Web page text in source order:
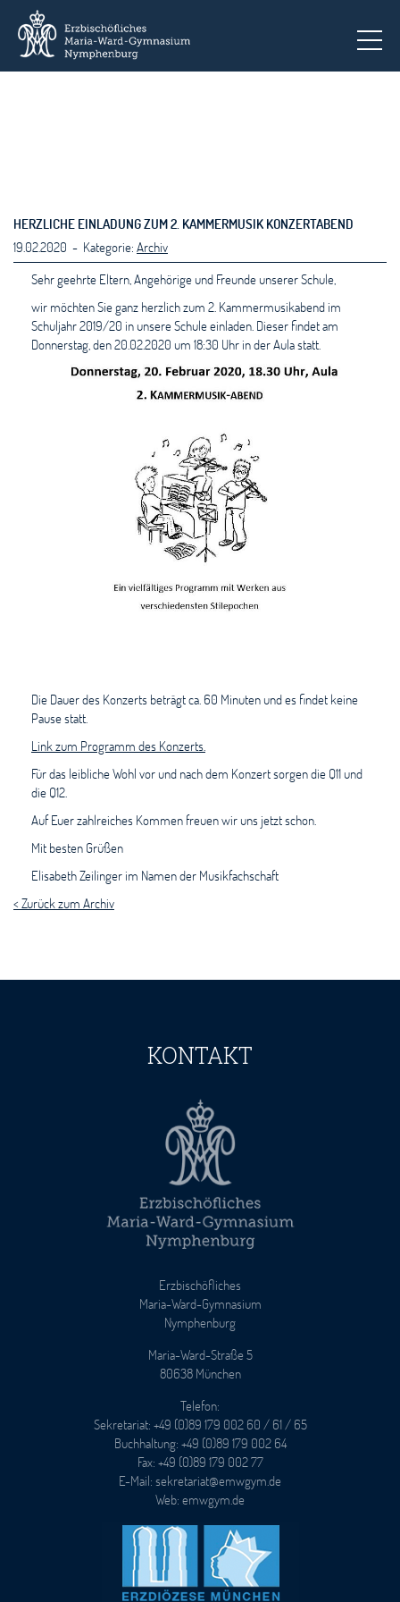
HERZLICHE EINLADUNG ZUM 2. KAMMERMUSIK KONZERTABEND
19.02.2020 - Kategorie: Archiv
Sehr geehrte Eltern, Angehörige und Freunde unserer Schule,
wir möchten Sie ganz herzlich zum 2. Kammermusikabend im
Schuljahr 2019/20 in unsere Schule einladen. Dieser findet am
Donnerstag, den 20.02.2020 um 18:30 Uhr in der Aula statt.
Die Dauer des Konzerts beträgt ca. 60 Minuten und es findet keine
Pause statt.
Link zum Programm des Konzerts.
Für das leibliche Wohl vor und nach dem Konzert sorgen die Q11 und
die Q12.
Auf Euer zahlreiches Kommen freuen wir uns jetzt schon.
Mit besten Grüßen
Elisabeth Zeilinger im Namen der Musikfachschaft
< Zurück zum Archiv
KONTAKT
Erzbischöfliches
Maria-Ward-Gymnasium
Nymphenburg
Maria-Ward-Straße 5
80638 München
Telefon:
Sekretariat: +49 (0)89 179 002 60 / 61 / 65
Buchhaltung: +49 (0)89 179 002 64
Fax: +49 (0)89 179 002 77
E-Mail: sekretariat@emwgym.de
Web: emwgym.de